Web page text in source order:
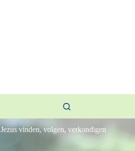
Jezus vinden, volgen, verkondigen